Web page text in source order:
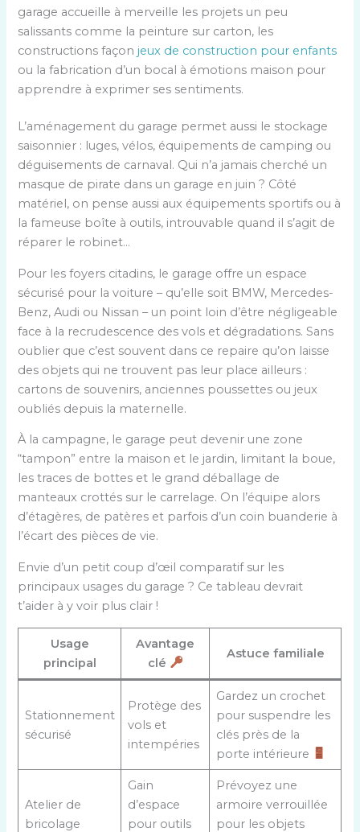
garage accueille à merveille les projets un peu
salissants comme la peinture sur carton, les
constructions façon jeux de construction pour enfants
ou la fabrication d’un bocal à émotions maison pour
apprendre à exprimer ses sentiments.
L’aménagement du garage permet aussi le stockage
saisonnier : luges, vélos, équipements de camping ou
déguisements de carnaval. Qui n’a jamais cherché un
masque de pirate dans un garage en juin ? Côté
matériel, on pense aussi aux équipements sportifs ou à
la fameuse boîte à outils, introuvable quand il s’agit de
réparer le robinet…
Pour les foyers citadins, le garage offre un espace
sécurisé pour la voiture – qu’elle soit BMW, Mercedes-
Benz, Audi ou Nissan – un point loin d’être négligeable
face à la recrudescence des vols et dégradations. Sans
oublier que c’est souvent dans ce repaire qu’on laisse
des objets qui ne trouvent pas leur place ailleurs :
cartons de souvenirs, anciennes poussettes ou jeux
oubliés depuis la maternelle.
À la campagne, le garage peut devenir une zone
“tampon” entre la maison et le jardin, limitant la boue,
les traces de bottes et le grand déballage de
manteaux crottés sur le carrelage. On l’équipe alors
d’étagères, de patères et parfois d’un coin buanderie à
l’écart des pièces de vie.
Envie d’un petit coup d’œil comparatif sur les
principaux usages du garage ? Ce tableau devrait
t’aider à y voir plus clair !
Usage
principal
Avantage
clé
Astuce familiale
Stationnement
sécurisé
Protège des
vols et
intempéries
Gardez un crochet
pour suspendre les
clés près de la
porte intérieure
Atelier de
bricolage
Gain
d’espace
pour outils
Prévoyez une
armoire verrouillée
pour les objets